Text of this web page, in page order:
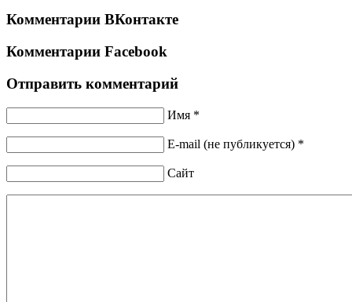
Комментарии ВКонтакте
Комментарии Facebook
Отправить комментарий
Имя *
E-mail (не публикуется) *
Сайт